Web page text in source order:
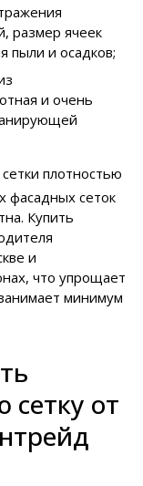
размер ячеек
пыли и осадков;
и очень
плотностью
фасадных сеток
Купить
и
что упрощает
минимум
от